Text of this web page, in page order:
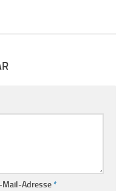
Mail-Adresse*